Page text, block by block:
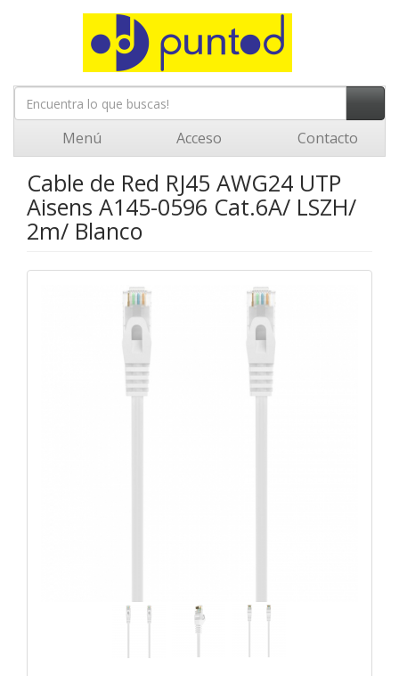
Menú Acceso Contacto
Cable de Red RJ45 AWG24 UTP
Aisens A145-0596 Cat.6A/ LSZH/
2m/ Blanco